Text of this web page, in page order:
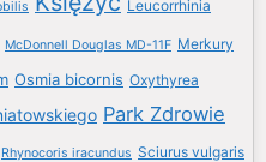
Leucorrhinia
McDonnell Douglas MD-11F Merkury
Osmia bicornis Oxythyrea
Park Zdrowie
Rhynocoris iracundus Sciurus vulgaris